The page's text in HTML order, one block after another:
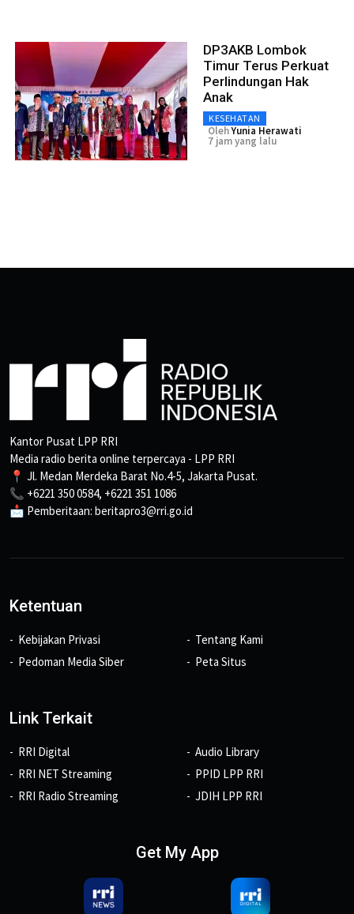
DP3AKB Lombok
Timur Terus Perkuat
Perlindungan Hak
Anak
KESEHATAN
OlehYunia Herawati
7 jam yang lalu
Kantor Pusat LPP RRI
Media radio berita online terpercaya - LPP RRI
📍 Jl. Medan Merdeka Barat No.4-5, Jakarta Pusat.
📞 +6221 350 0584, +6221 351 1086
📩 Pemberitaan: beritapro3@rri.go.id
Ketentuan
Kebijakan Privasi
Pedoman Media Siber
Tentang Kami
Peta Situs
Link Terkait
RRI Digital
RRI NET Streaming
RRI Radio Streaming
Audio Library
PPID LPP RRI
JDIH LPP RRI
Get My App